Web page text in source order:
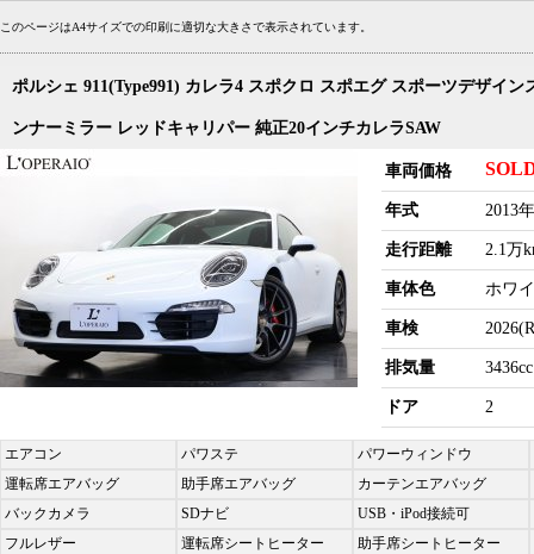
このページはA4サイズでの印刷に適切な大きさで表示されています。
ポルシェ 911(Type991) カレラ4 スポクロ スポエグ スポーツデザイ
ンナーミラー レッドキャリパー 純正20インチカレラSAW
車両価格
年式 2013年
走行距離 2.1万
車体色 ホワ
車検
排気量 3436cc
ドア 2
エアコン パワステ
パワーウィンドウ
運転席エアバッグ
助手席エアバッグ
カーテンエアバッグ
バックカメラ
SDナビ
USB・iPod接続可
フルレザー
運転席シートヒーター
助手席シートヒーター